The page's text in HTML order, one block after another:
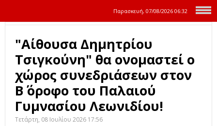
Παρασκευή, 07/08/2026 06:32
"Αίθουσα Δημητρίου
Τσιγκούνη" θα ονομαστεί ο
χώρος συνεδριάσεων στον
Β΄ όροφο του Παλαιού
Γυμνασίου Λεωνιδίου!
Τετάρτη, 08 Ιουλίου 2026 17:56